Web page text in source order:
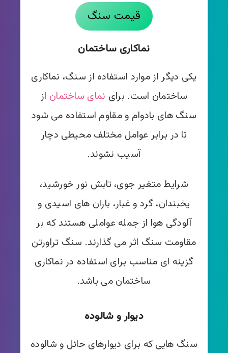
قیمت سنگ
نماکاری ساختمان
یکی دیگر از موارد استفاده از سنگ، نماکاری
ساختمان است. برای نمای ساختمان از
سنگ های بادوام و مقاوم استفاده می شود
تا در برابر عوامل مختلف محیطی دچار
آسیب نشوند.
شرایط متغیر جوی، تابش نور خورشید،
یخبندان، گرد و غبار، باران های اسیدی و
آلودگی هوا از جمله عواملی هستند که بر
مقاومت سنگ اثر می گذارند. سنگ تراورتن
گزینه ای مناسب برای استفاده در نماکاری
ساختمان می باشد.
دیوار و شالوده
سنگ هایی که برای دیوارهای حائل و شالوده